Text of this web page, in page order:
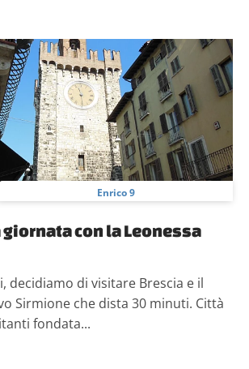
Enrico 9
giornata con la Leonessa
decidiamo di visitare Brescia e il
Sirmione che dista 30 minuti. Città
fondata...